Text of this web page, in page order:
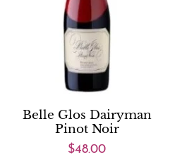
Belle Glos Dairyman
Pinot Noir
$48.00